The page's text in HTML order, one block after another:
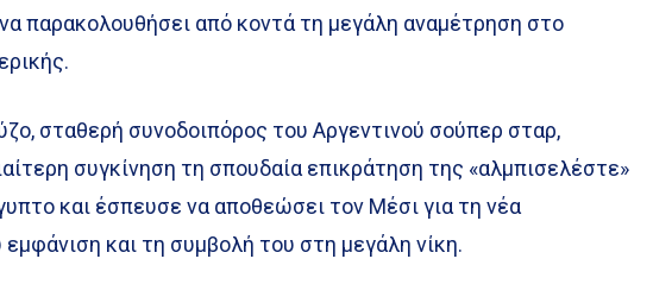
παρακολουθήσει από κοντά τη μεγάλη αναμέτρηση στο
σταθερή συνοδοιπόρος του Αργεντινού σούπερ σταρ,
συγκίνηση τη σπουδαία επικράτηση της «αλμπισελέστε»
και έσπευσε να αποθεώσει τον Μέσι για τη νέα
και τη συμβολή του στη μεγάλη νίκη.